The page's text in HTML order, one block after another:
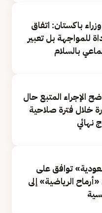
باكستان: اتفاق
للمواجهة بل تعبير
بالسلام
الإجراء المتبع حال
خلال فترة صلاحية
نهائي
توافق على
الرياضية» إلى